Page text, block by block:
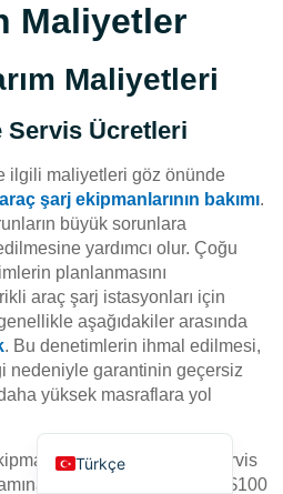
Maliyetler
Maliyetleri
Servis Ücretleri
ilgili maliyetleri göz önünde
şarj ekipmanlarının bakımı.
büyük sorunlara
yardımcı olur. Çoğu
planlanmasını
araç şarj istasyonları için
aşağıdakiler arasında
. Bu denetimlerin ihmal edilmesi,
nedeniyle garantinin geçersiz
yüksek masraflara yol
için profesyonel servis
bağlı olarak genellikle $100
Türkçe
Español
Português
Русский
Français
العربية
Bahasa Indonesia
Deutsch